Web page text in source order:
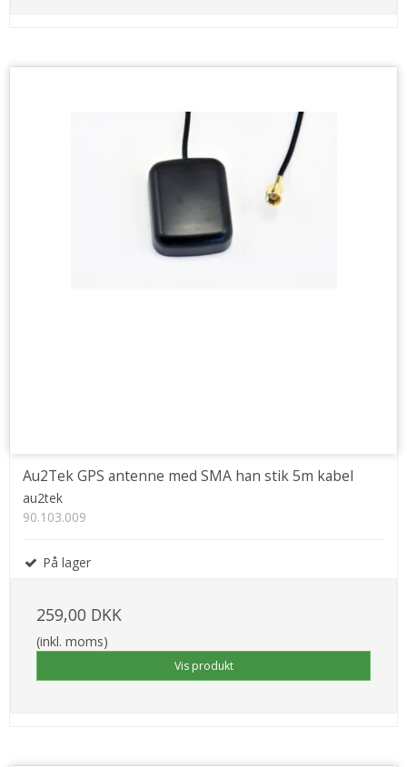
Au2Tek GPS antenne med SMA han stik 5m kabel
au2tek
90.103.009
På lager
259,00 DKK
(inkl. moms)
Vis produkt